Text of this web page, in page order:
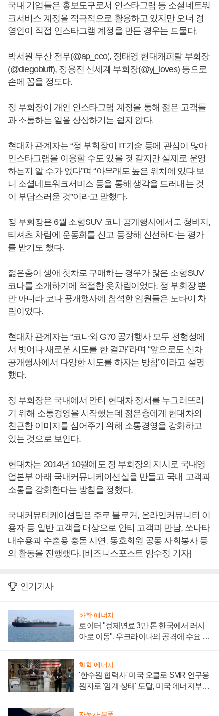
국내 기업들은 홍보도구로서 인스타그램 등 소셜네트워
크서비스 계정을 적극적으로 활용하고 있지만 오너 경
영인이 직접 인스타그램 계정을 만든 경우는 드물다.
박서원 두산 전무(@ap_cco), 정태영 현대캐피탈 부회장
(@diegobluff), 정용진 신세계 부회장(@yj_loves) 등으로
손에 꼽을 정도다.
정 부회장이 개인 인스타그램 계정을 통해 젊은 고객들
과 소통하는 일을 상상하기는 쉽지 않다.
현대차 관계자는 “정 부회장이 IT기술 등에 관심이 많아
인스타그램을 이용할 수도 있을 것 같지만 실제로 운영
하는지 알 수가 없다”며 “아무래도 높은 위치에 있다 보
니 소셜네트워크서비스 등을 통해 생각을 드러내는 것
이 부담스러울 것”이라고 말했다.
정 부회장은 6월 소형SUV 코나 공개행사에서도 청바지,
티셔츠 차림에 운동화를 신고 등장해 신선하다는 평가
를 받기도 했다.
젊은층이 생애 첫차로 구매하는 경우가 많은 소형SUV
코나를 소개하기에 적절한 옷차림이었다. 정 부회장 뿐
만 아니라 코나 공개행사에 참석한 임원들은 노타이 차
림이었다.
현대차 관계자는 “코나와 G70 공개행사 모두 전형성에
서 벗어나 새로운 시도를 한 결과”라며 “앞으로도 신차
공개행사에서 다양한 시도를 하자는 방침”이라고 설명
했다.
정 부회장은 국내에서 안티 현대차 정서를 누그러뜨리
기 위해 소통경영을 시작했는데 젊은층에게 현대차의
친근한 이미지를 심어주기 위해 소통경영을 강화하고
있는 것으로 보인다.
현대차는 2014년 10월에도 정 부회장의 지시로 국내영
업본부 아래 국내커뮤니케이션실을 만들고 국내 고객과
소통을 강화한다는 방침을 정했다.
국내커뮤티케이션팀은 주로 블로거, 온라인커뮤니티 이
용자 등 일반 고객을 대상으로 안티 고객과 만남, 쏘나타
내수용과 수출용 충돌 시연, 동호회원 공동 사회봉사 등
의 활동을 진행했다. [비즈니스포스트 임수정 기자]
인기기사
화학·에너지
로이터 "정제연료 3만 톤 한국에서 러시
아로 이동", 우크라이나의 공격에 수요 늘
화학·에너지
'한수원 협력사' 미국 오클로 SMR 연구용
원자로 '임계 상태' 도달, 미국 에너지부
자동차·부품